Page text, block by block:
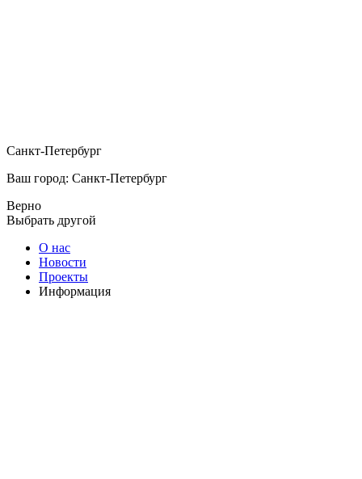
Санкт-Петербург
Ваш город: Санкт-Петербург
Верно
Выбрать другой
О нас
Новости
Проекты
Информация